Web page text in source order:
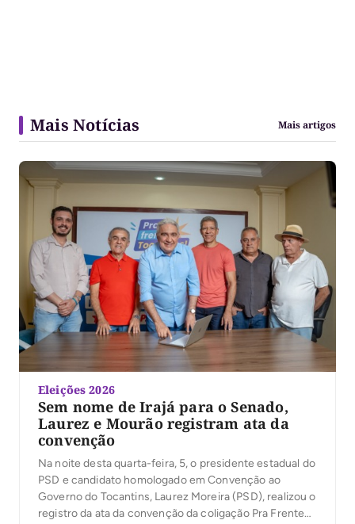
Mais Notícias Mais artigos
Eleições 2026
Sem nome de Irajá para o Senado,
Laurez e Mourão registram ata da
convenção
Na noite desta quarta-feira, 5, o presidente estadual do
PSD e candidato homologado em Convenção ao
Governo do Tocantins, Laurez Moreira (PSD), realizou o
registro da ata da convenção da coligação Pra Frente